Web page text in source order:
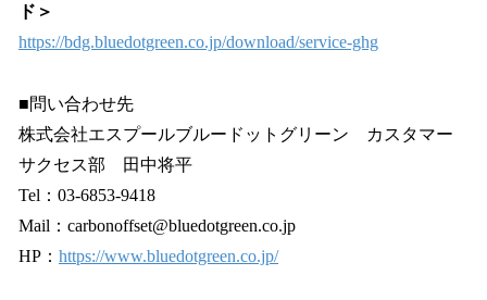
ド＞
https://bdg.bluedotgreen.co.jp/download/service-ghg
■問い合わせ先
株式会社エスプールブルードットグリーン カスタマー
サクセス部 田中将平
Tel：03-6853-9418
Mail：carbonoffset@bluedotgreen.co.jp
HP： https://www.bluedotgreen.co.jp/